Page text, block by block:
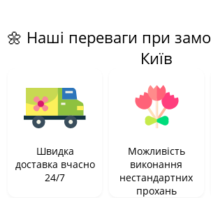
🌼 Наші переваги при
Київ
Швидка
доставка вчасно
24/7
Можливість
виконання
нестандартних
прохань